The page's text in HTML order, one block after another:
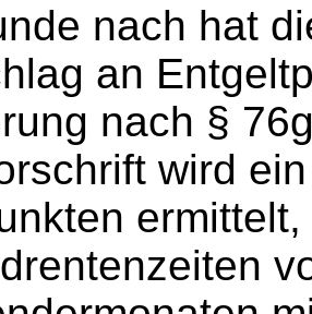
nach hat
an
nach §
wird